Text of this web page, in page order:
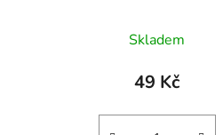
Skladem
49 Kč